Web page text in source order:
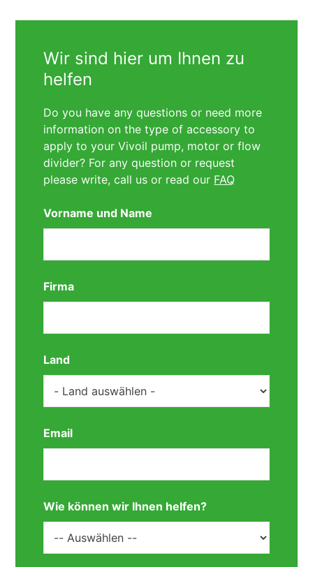
Wir sind hier um Ihnen zu
helfen
Do you have any questions or need more
information on the type of accessory to
apply to your Vivoil pump, motor or flow
divider? For any question or request
please write, call us or read our FAQ
Vorname und Name
Firma
Land
Email
Wie können wir Ihnen helfen?